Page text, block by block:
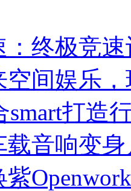
：终极竞
间娱乐
smart打造
载音响变